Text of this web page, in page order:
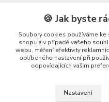
Honza Adámek
+420 775 231 066
honza@autahracky.cz
🍪 Jak byste
Soubory cookies používáme
shopu a v případě vašeho
webu, měření efektivity
oblíbeného nastavení při
odpovídajících vašim
Nastavení